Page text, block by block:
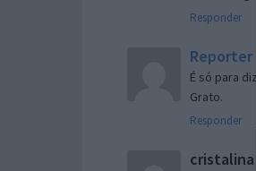
Responder
Reporter
É só para
Grato.
Responder
cristalina